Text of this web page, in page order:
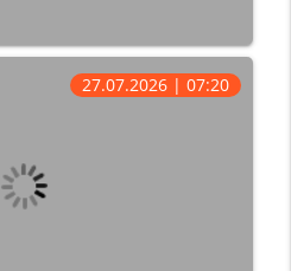
27.07.2026 | 07:20